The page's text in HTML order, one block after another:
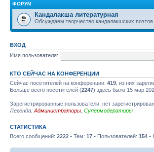
ФОРУМ
Кандалакша литературная
Обсуждаем творчество кандалакшских поэтов
ВХОД
Имя пользователя:
КТО СЕЙЧАС НА КОНФЕРЕНЦИИ
Сейчас посетителей на конференции: 419 , из них
Больше всего посетителей (2247) здесь было 15 мар
Зарегистрированные пользователи: нет
Легенда: Администраторы Супермодераторы
СТАТИСТИКА
Всего сообщений: 2222 • Тем: 17 • Пользователей: 154 •